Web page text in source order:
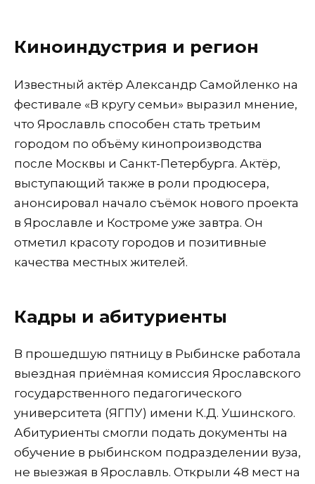
Киноиндустрия и регион
Известный актёр Александр Самойленко на
фестивале «В кругу семьи» выразил мнение,
что Ярославль способен стать третьим
городом по объёму кинопроизводства
после Москвы и Санкт-Петербурга. Актёр,
выступающий также в роли продюсера,
анонсировал начало съёмок нового проекта
в Ярославле и Костроме уже завтра. Он
отметил красоту городов и позитивные
качества местных жителей.
Кадры и абитуриенты
В прошедшую пятницу в Рыбинске работала
выездная приёмная комиссия Ярославского
государственного педагогического
университета (ЯГПУ) имени К.Д. Ушинского.
Абитуриенты смогли подать документы на
обучение в рыбинском подразделении вуза,
не выезжая в Ярославль. Открыли 48 мест на